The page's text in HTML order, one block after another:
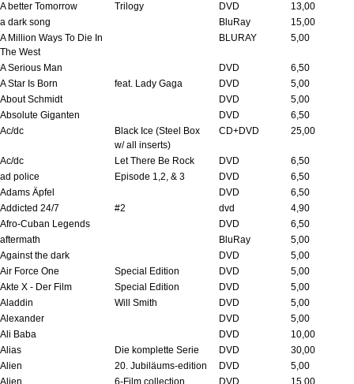
A better Tomorrow
Trilogy DVD
13,00
a dark song
BluRay
15,00
A Million Ways To Die In
The West
BLURAY 5,00
A Serious Man DVD
6,50
A Star Is Born
feat. Lady Gaga DVD
5,00
About Schmidt
DVD
5,00
Absolute Giganten
DVD
6,50
Ac/dc
Black Ice (Steel Box
w/ all inserts)
CD+DVD 25,00
Ac/dc Let There Be Rock DVD
6,50
ad police
Episode 1,2, & 3 DVD
6,50
Adams Äpfel
DVD
6,50
Addicted 24/7
#2 dvd
4,90
Afro-Cuban Legends
DVD
6,50
aftermath
BluRay
5,00
Against the dark
DVD
5,00
Air Force One
Special Edition DVD
5,00
Akte X - Der Film
Special Edition DVD
5,00
Aladdin
Will Smith DVD
5,00
Alexander
DVD
5,00
Ali Baba
DVD
10,00
Alias
Die komplette Serie DVD
30,00
Alien
20. Jubiläums-edition DVD
5,00
Alien
6-Film collection DVD
15,00